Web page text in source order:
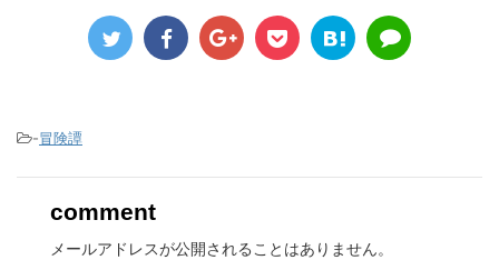
-冒険譚
comment
メールアドレスが公開されることはありません。